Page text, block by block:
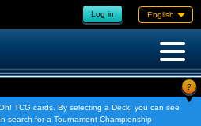
Log in English
?
TCG cards. By selecting a Deck, you can see
search for a Tournament Championship